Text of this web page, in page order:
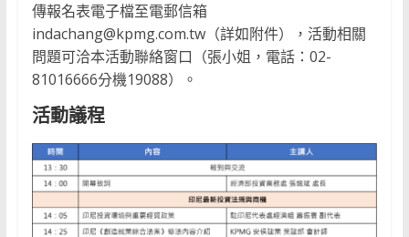
傳報名表電子檔至電郵信箱
indachang@kpmg.com.tw（詳如附件），活動相關
問題可洽本活動聯絡窗口（張小姐，電話：02-
81016666分機19088）。
活動議程